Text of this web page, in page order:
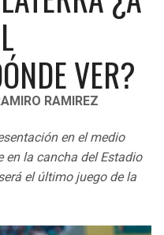
VER?
RAMIREZ
en el medio
en la cancha del Estadio
el último juego de la